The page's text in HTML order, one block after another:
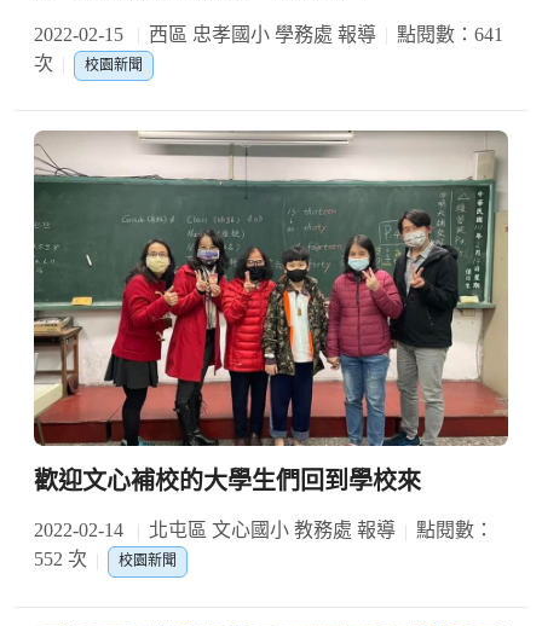
2022-02-15 西區 忠孝國小 學務處 報導
點閱數：641
次
校園新聞
歡迎文心補校的大學生們回到學校來
2022-02-14 北屯區 文心國小 教務處 報導
點閱數：
552 次
校園新聞